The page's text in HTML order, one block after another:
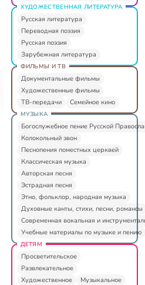
ХУДОЖЕСТВЕННАЯ ЛИТЕРАТУРА
Русская литература
Переводная поэзия
Русская поэзия
Зарубежная литература
ФИЛЬМЫ И ТВ
Документальные фильмы
Художественные фильмы
ТВ-передачи
Семейное кино
МУЗЫКА
Богослужебное пение Русской
Колокольный звон
Песнопения поместных церквей
Классическая музыка
Авторская песня
Эстрадная песня
Этно, фольклор, народная музыка
Духовные канты, стихи, песни, романсы
Современная вокальная и
Учебные материалы по музыке и пению
ДЕТЯМ
Просветительское
Развлекательное
Художественное
Музыкальное